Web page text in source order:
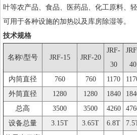
叶等农产品、食品、医药品、化工原料、
可用于各种设施的加热以及库房除湿等。
技术规格
名称\型号 JRF-15 JRF-20
JRF-
30
40
内筒直径 760 760 1170
外筒直径
1280 1280 1840
总高
3500 3500 4260
设备总量
3.15T 3.65T 6.8T